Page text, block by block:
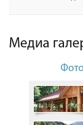
Медиа